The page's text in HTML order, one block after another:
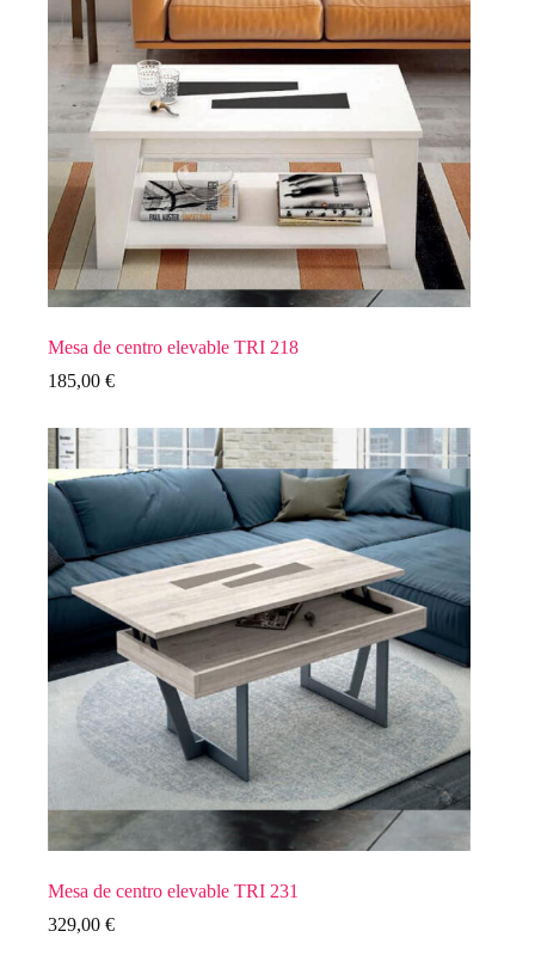
Mesa de centro elevable TRI 218
185,00 €
Mesa de centro elevable TRI 231
329,00 €